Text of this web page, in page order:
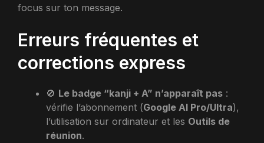
focus sur ton message.
Erreurs fréquentes et
corrections express
🚫 Le badge “kanji + A” n’apparaît pas :
vérifie l’abonnement (Google AI Pro/Ultra),
l’utilisation sur ordinateur et les Outils de
réunion.